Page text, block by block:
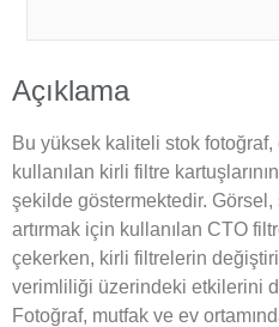
Açıklama
Bu yüksek kaliteli stok
kullanılan kirli filtre
şekilde göstermektedir. Görsel,
artırmak için kullanılan CTO
çekerken, kirli filtrelerin
verimliliği üzerindeki etkilerini
Fotoğraf, mutfak ve ev